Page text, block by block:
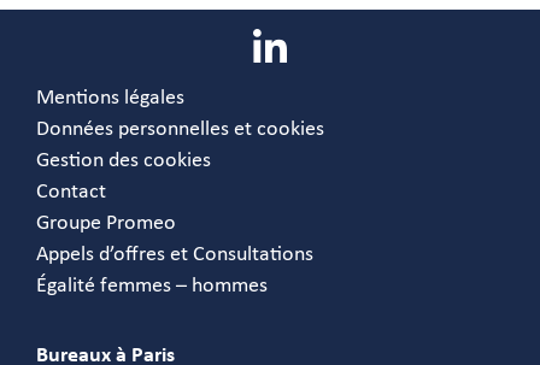
Mentions légales
Données personnelles et cookies
Gestion des cookies
Contact
Groupe Promeo
Appels d’offres et Consultations
Égalité femmes – hommes
Bureaux à Paris